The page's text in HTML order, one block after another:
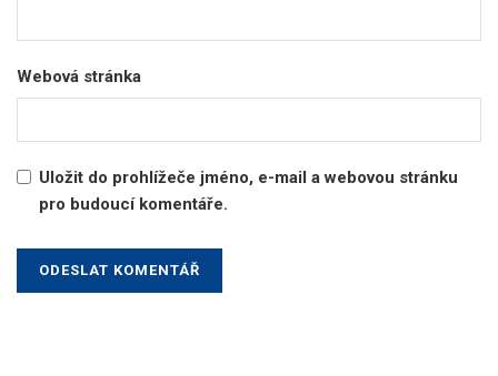
Webová stránka
Uložit do prohlížeče jméno, e-mail a webovou stránku
pro budoucí komentáře.